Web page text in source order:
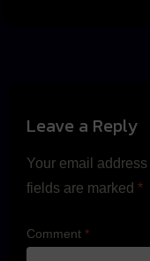
Leave a Reply
Your email
fields are marked *
Comment *